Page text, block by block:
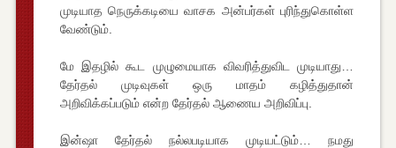
முடியாத நெருக்கடியை வாசக அன்பர்கள் புரிந்துகொள்ள
வேண்டும்.
மே இதழில் கூட முழுமையாக விவரித்துவிட முடியாது…
தேர்தல் முடிவுகள் ஒரு மாதம் கழித்துதான்
அறிவிக்கப்படும் என்ற தேர்தல் ஆணைய அறிவிப்பு.
இன்ஷா தேர்தல் நல்லபடியாக முடியட்டும்… நமது